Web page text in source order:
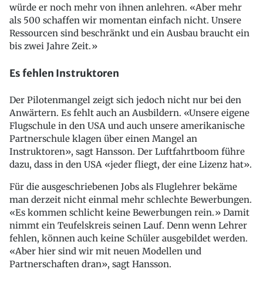
würde er noch mehr von ihnen anlehren. «Aber mehr
als 500 schaffen wir momentan einfach nicht. Unsere
Ressourcen sind beschränkt und ein Ausbau braucht ein
bis zwei Jahre Zeit.»
Es fehlen Instruktoren
Der Pilotenmangel zeigt sich jedoch nicht nur bei den
Anwärtern. Es fehlt auch an Ausbildern. «Unsere eigene
Flugschule in den USA und auch unsere amerikanische
Partnerschule klagen über einen Mangel an
Instruktoren», sagt Hansson. Der Luftfahrtboom führe
dazu, dass in den USA «jeder fliegt, der eine Lizenz hat».
Für die ausgeschriebenen Jobs als Fluglehrer bekäme
man derzeit nicht einmal mehr schlechte Bewerbungen.
«Es kommen schlicht keine Bewerbungen rein.» Damit
nimmt ein Teufelskreis seinen Lauf. Denn wenn Lehrer
fehlen, können auch keine Schüler ausgebildet werden.
«Aber hier sind wir mit neuen Modellen und
Partnerschaften dran», sagt Hansson.